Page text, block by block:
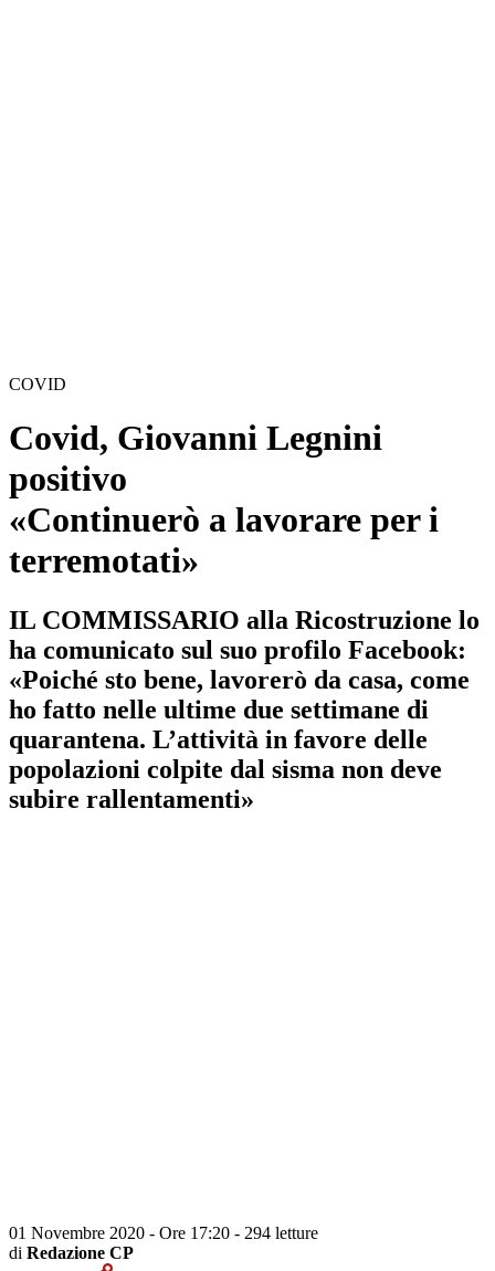
COVID
Covid, Giovanni Legnini
positivo
«Continuerò a lavorare per i
terremotati»
IL COMMISSARIO alla Ricostruzione lo
ha comunicato sul suo profilo Facebook:
«Poiché sto bene, lavorerò da casa, come
ho fatto nelle ultime due settimane di
quarantena. L’attività in favore delle
popolazioni colpite dal sisma non deve
subire rallentamenti»
01 Novembre 2020 - Ore 17:20 - 294 letture
di Redazione CP